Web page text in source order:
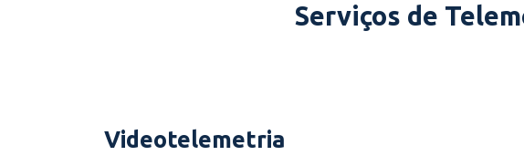
Serviços de
Videotelemetria